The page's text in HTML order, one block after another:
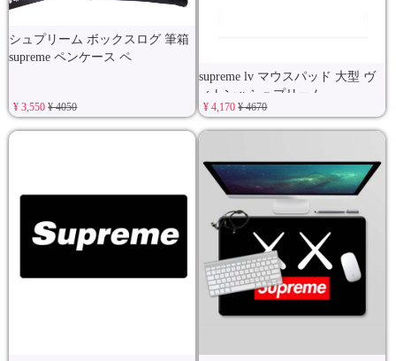
シュプリーム ボックスログ 筆箱
supreme ペンケース ペ
¥ 3,550¥ 4050
supreme lv マウスパッド 大型 ヴ
ィトンｘシュプリーム
¥ 4,170¥ 4670